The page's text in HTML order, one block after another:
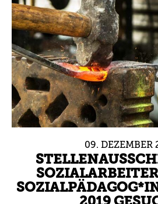
09. DEZEMBER